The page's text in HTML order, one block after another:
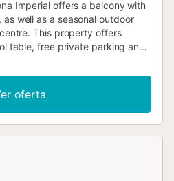
Imperial offers a balcony with
well as a seasonal outdoor
This property offers
table, free private parking and
oferta